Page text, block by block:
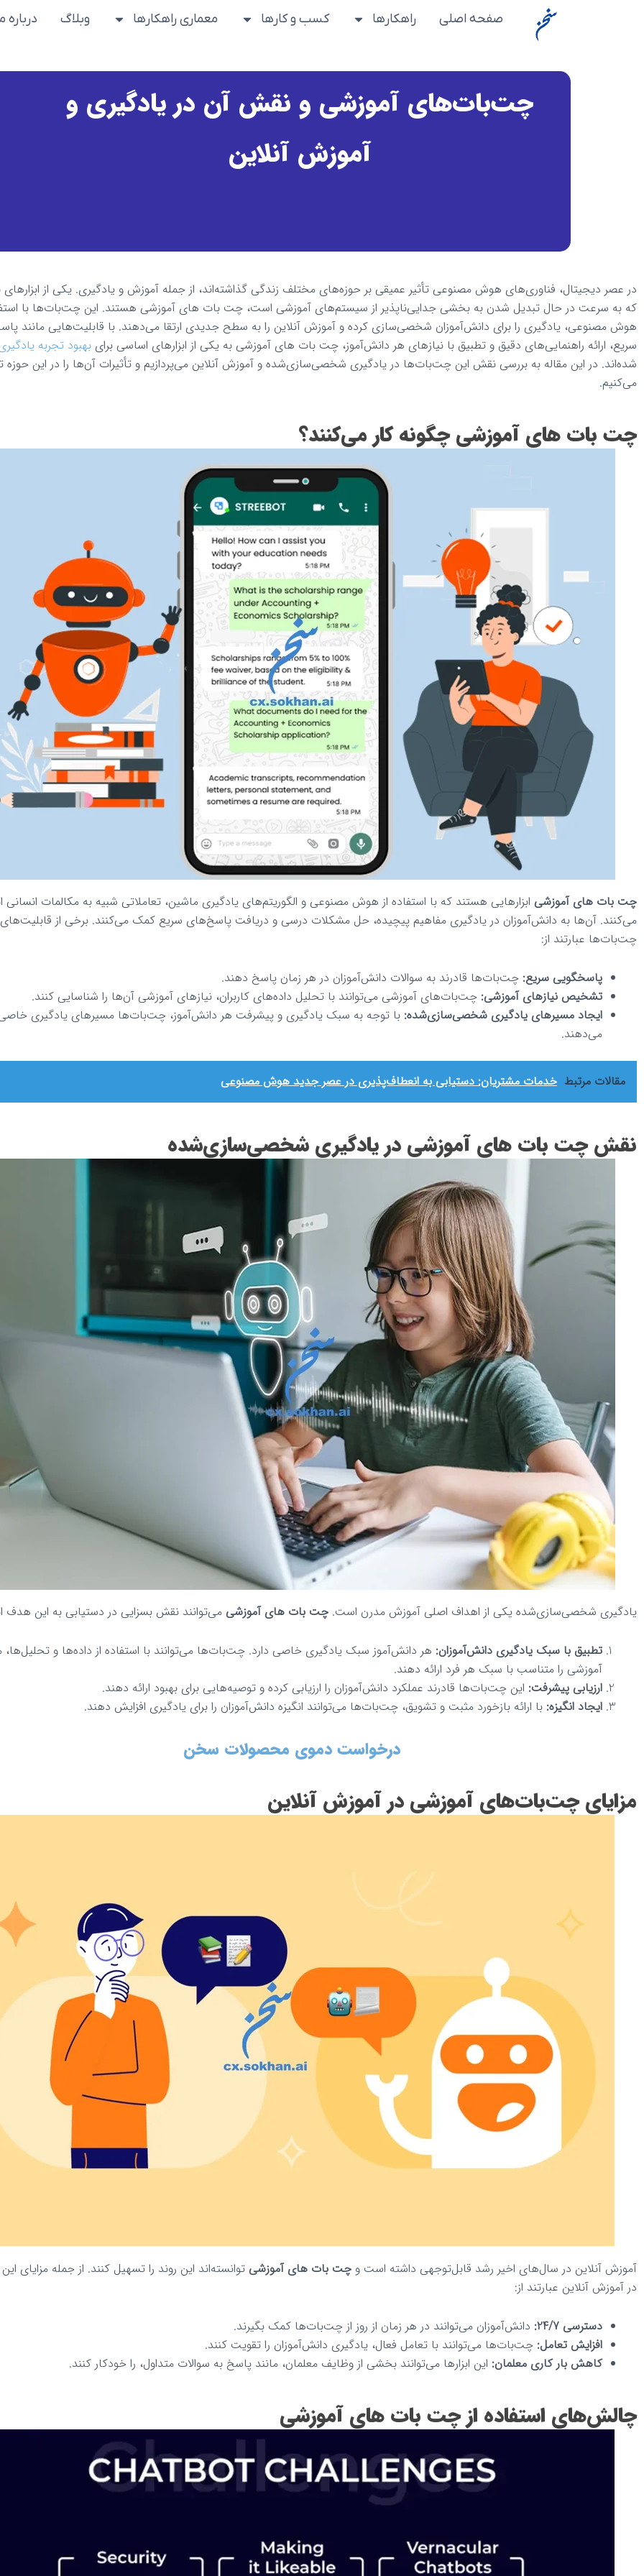
صفحه اصلی راهکارها کسب و کارها معماری راهکارها وبلاگ درباره
چت‌بات‌های آموزشی و نقش آن در یادگیری و
آموزش آنلاین
در عصر دیجیتال، فناوری‌های هوش مصنوعی تأثیر عمیقی بر حوزه‌های مختلف زندگی گذاشته‌اند، از جمله آموزش و یادگیری. یکی از ابزارهای
که به سرعت در حال تبدیل شدن به بخشی جدایی‌ناپذیر از سیستم‌های آموزشی است، چت بات های آموزشی هستند. این چت‌بات‌ها با
هوش مصنوعی، یادگیری را برای دانش‌آموزان شخصی‌سازی کرده و آموزش آنلاین را به سطح جدیدی ارتقا می‌دهند. با قابلیت‌هایی مانند
سریع، ارائه راهنمایی‌های دقیق و تطبیق با نیازهای هر دانش‌آموز، چت بات های آموزشی به یکی از ابزارهای اساسی برای بهبود تجربه
شده‌اند. در این مقاله به بررسی نقش این چت‌بات‌ها در یادگیری شخصی‌سازی‌شده و آموزش آنلاین می‌پردازیم و تأثیرات آن‌ها را در این حوزه
می‌کنیم.
چت بات های آموزشی چگونه کار می‌کنند؟
چت بات های آموزشی ابزارهایی هستند که با استفاده از هوش مصنوعی و الگوریتم‌های یادگیری ماشین، تعاملاتی شبیه به مکالمات انسانی
می‌کنند. آن‌ها به دانش‌آموزان در یادگیری مفاهیم پیچیده، حل مشکلات درسی و دریافت پاسخ‌های سریع کمک می‌کنند. برخی از
چت‌بات‌ها عبارتند از:
پاسخگویی سریع: چت‌بات‌ها قادرند به سوالات دانش‌آموزان در هر زمان پاسخ دهند.
تشخیص نیازهای آموزشی: چت‌بات‌های آموزشی می‌توانند با تحلیل داده‌های کاربران، نیازهای آموزشی آن‌ها را شناسایی کنند.
ایجاد مسیرهای یادگیری شخصی‌سازی‌شده: با توجه به سبک یادگیری و پیشرفت هر دانش‌آموز، چت‌بات‌ها مسیرهای یادگیری خاصی
می‌دهند.
مقالات مرتبط خدمات مشتریان: دستیابی به انعطاف‌پذیری در عصر جدید هوش مصنوعی
نقش چت بات های آموزشی در یادگیری شخصی‌سازی‌شده
یادگیری شخصی‌سازی‌شده یکی از اهداف اصلی آموزش مدرن است. چت بات های آموزشی می‌توانند نقش بسزایی در دستیابی به این هدف
تطبیق با سبک یادگیری دانش‌آموزان: هر دانش‌آموز سبک یادگیری خاصی دارد. چت‌بات‌ها می‌توانند با استفاده از داده‌ها و تحلیل‌ها،
آموزشی را متناسب با سبک هر فرد ارائه دهند.
ارزیابی پیشرفت: این چت‌بات‌ها قادرند عملکرد دانش‌آموزان را ارزیابی کرده و توصیه‌هایی برای بهبود ارائه دهند.
ایجاد انگیزه: با ارائه بازخورد مثبت و تشویق، چت‌بات‌ها می‌توانند انگیزه دانش‌آموزان را برای یادگیری افزایش دهند.
درخواست دموی محصولات سخن
مزایای چت‌بات‌های آموزشی در آموزش آنلاین
آموزش آنلاین در سال‌های اخیر رشد قابل‌توجهی داشته است و چت بات های آموزشی توانسته‌اند این روند را تسهیل کنند. از جمله مزایای
در آموزش آنلاین عبارتند از:
دسترسی 24/7:
دانش‌آموزان می‌توانند در هر زمان از روز از چت‌بات‌ها کمک بگیرند.
افزایش تعامل: چت‌بات‌ها می‌توانند با تعامل فعال، یادگیری دانش‌آموزان را تقویت کنند.
کاهش بار کاری معلمان: این ابزارها می‌توانند بخشی از وظایف معلمان، مانند پاسخ به سوالات متداول، را خودکار کنند.
چالش‌های استفاده از چت بات های آموزشی